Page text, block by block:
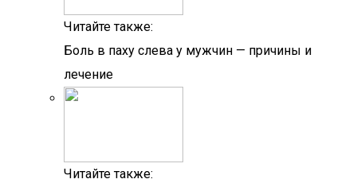
Читайте также:
Боль в паху слева у мужчин — причины и
лечение
Читайте также: